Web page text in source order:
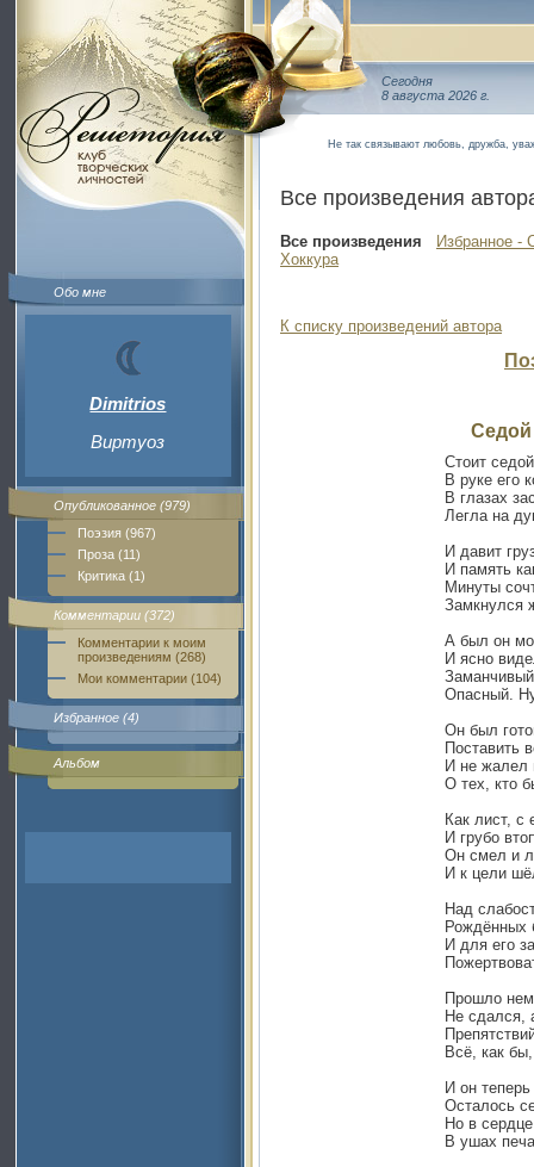
Обо мне
Dimitrios
Виртуоз
Опубликованное (979)
Поэзия (967)
Проза (11)
Критика (1)
Комментарии (372)
Комментарии к моим
произведениям (268)
Мои комментарии (104)
Избранное (4)
Альбом
Сегодня
8 августа 2026 г.
Не так связывают любовь, дружба,
Все произведения
Все произведения
Избранное -
Хоккура
К списку произведений автора
Стоит
В руке его
В глазах
Легла на
И давит
И память
Минуты
Замкнулся
А был он
И ясно
Опасный.
Он был
Поставить
И не жалел
О тех, кто
Как лист, с
И грубо
Он смел и
И к цели
Над
Рождённых
И для его
Прошло
Не сдался,
Всё, как
И он
Осталось
Но в
В ушах